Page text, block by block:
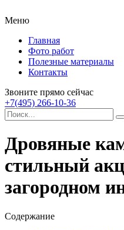
Меню
Главная
Фото работ
Полезные материалы
Контакты
Звоните прямо сейчас
+7(495) 266-10-36
Дровяные
стильный
загородном
Содержание